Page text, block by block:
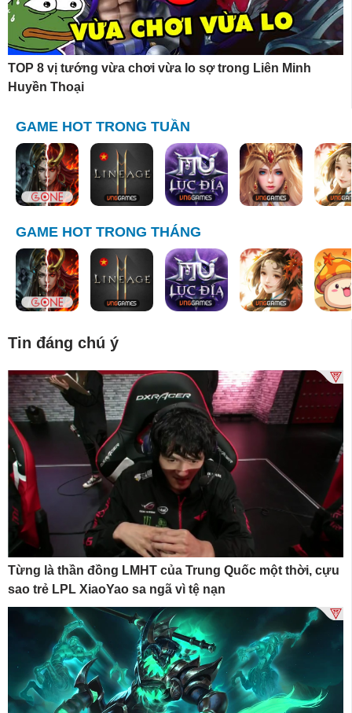
TOP 8 vị tướng vừa chơi vừa lo sợ trong Liên Minh
Huyền Thoại
GAME HOT TRONG TUẦN
GAME HOT TRONG THÁNG
Tin đáng chú ý
Từng là thần đồng LMHT của Trung Quốc một thời, cựu
sao trẻ LPL XiaoYao sa ngã vì tệ nạn